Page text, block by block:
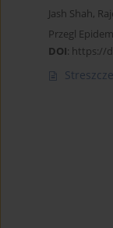
Jash Shah,
Przegl
DOI: https://